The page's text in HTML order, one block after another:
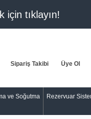
için tıklayın!
Sipariş Takibi Üye Ol
ve Soğutma Rezervuar